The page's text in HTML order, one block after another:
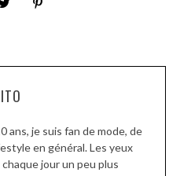
ans, je suis fan de mode, de
en général. Les yeux
jour un peu plus